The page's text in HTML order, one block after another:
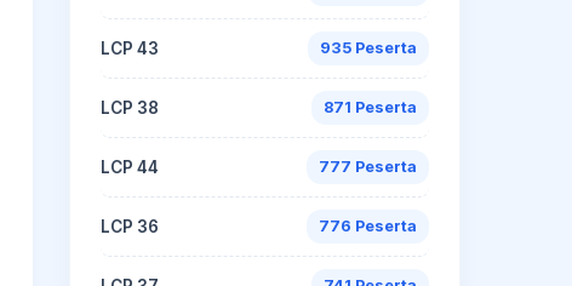
LCP 43 935 Peserta
LCP 38 871 Peserta
LCP 44 777 Peserta
LCP 36 776 Peserta